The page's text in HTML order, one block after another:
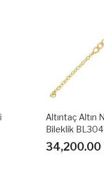
Altıntaç Altın
Bileklik
30,300.00